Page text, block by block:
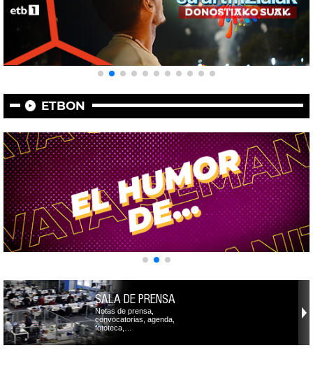
ETBON
SALA DE PRENSA
Notas de prensa,
convocatorias, agenda,
fototeca,…